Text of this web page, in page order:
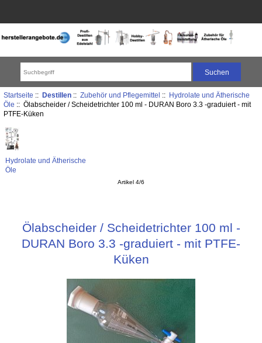
Startseite :: Destillen:: Zubehör und Pflegemittel :: Hydrolate und Ätherische
Öle :: Ölabscheider / Scheidetrichter 100 ml - DURAN Boro 3.3 -graduiert - mit
PTFE-Küken
Hydrolate und Ätherische
Öle
Artikel 4/6
Ölabscheider / Scheidetrichter 100 ml -
DURAN Boro 3.3 -graduiert - mit PTFE-
Küken